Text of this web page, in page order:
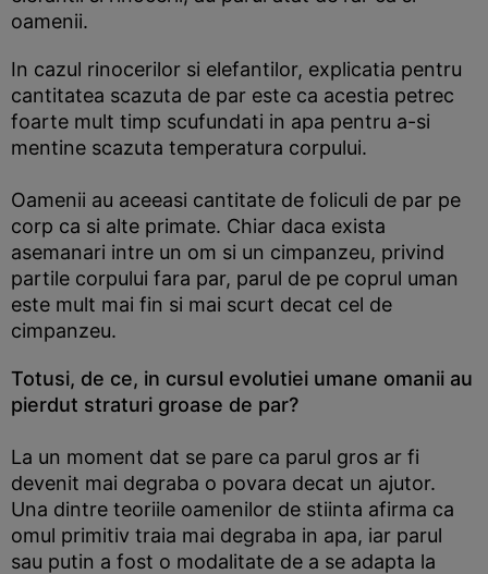
oamenii.
In cazul rinocerilor si elefantilor, explicatia pentru
cantitatea scazuta de par este ca acestia petrec
foarte mult timp scufundati in apa pentru a-si
mentine scazuta temperatura corpului.
Oamenii au aceeasi cantitate de foliculi de par pe
corp ca si alte primate. Chiar daca exista
asemanari intre un om si un cimpanzeu, privind
partile corpului fara par, parul de pe coprul uman
este mult mai fin si mai scurt decat cel de
cimpanzeu.
Totusi, de ce, in cursul evolutiei umane omanii au
pierdut straturi groase de par?
La un moment dat se pare ca parul gros ar fi
devenit mai degraba o povara decat un ajutor.
Una dintre teoriile oamenilor de stiinta afirma ca
omul primitiv traia mai degraba in apa, iar parul
sau putin a fost o modalitate de a se adapta la